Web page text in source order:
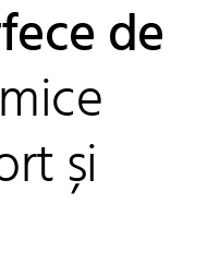
de
și